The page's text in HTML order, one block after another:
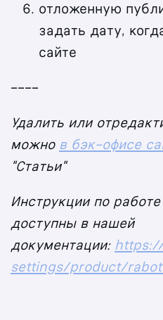
отложенную
задать дату,
сайте
----
Удалить или
можно в бэк-офисе
"Статьи"
Инструкции по
доступны в нашей
документации:
settings/product/